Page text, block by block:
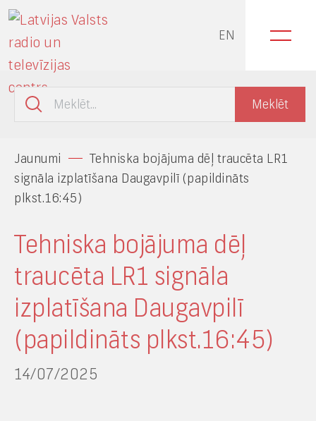
EN
Jaunumi
Tehniska bojājuma dēļ traucēta LR1
signāla izplatīšana Daugavpilī (papildināts
plkst.16:45)
Tehniska bojājuma dēļ
traucēta LR1 signāla
izplatīšana Daugavpilī
(papildināts plkst.16:45)
14/07/2025